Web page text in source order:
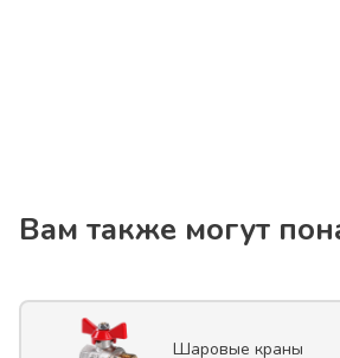
Вам также могут
Шаровые краны